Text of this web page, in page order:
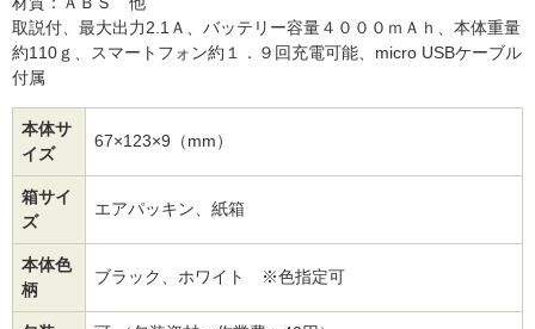
取説付、最大出力2.1Ａ、バッテリー容量４０００ｍＡｈ、本体重量
約110ｇ、スマートフォン約１．９回充電可能、micro USBケーブル
付属
本体サ
イズ
67×123×9（mm）
箱サイ
ズ
エアパッキン、紙箱
本体色
柄
ブラック、ホワイト ※色指定可